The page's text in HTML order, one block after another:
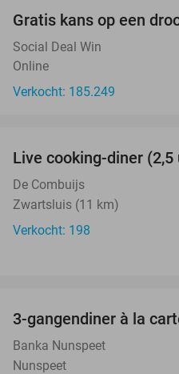
Gratis kans op een
Social Deal Win
Online
Verkocht: 185.249
Live cooking-diner
De Combuijs
Zwartsluis (11 km)
Verkocht: 198
3-gangendiner à la
Banka Nunspeet
Nunspeet